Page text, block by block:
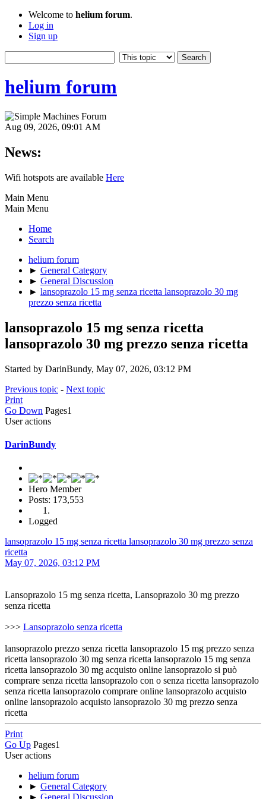
Welcome to helium forum.
Log in
Sign up
helium forum
Aug 09, 2026, 09:01 AM
News:
Wifi hotspots are available Here
Main Menu
Main Menu
Home
Search
helium forum
► General Category
► General Discussion
► lansoprazolo 15 mg senza ricetta lansoprazolo 30 mg
prezzo senza ricetta
lansoprazolo 15 mg senza ricetta
lansoprazolo 30 mg prezzo senza ricetta
Started by DarinBundy, May 07, 2026, 03:12 PM
Previous topic - Next topic
Print
Go Down Pages1
User actions
DarinBundy
Hero Member
Posts: 173,553
Logged
lansoprazolo 15 mg senza ricetta lansoprazolo 30 mg prezzo senza
ricetta
May 07, 2026, 03:12 PM
Lansoprazolo 15 mg senza ricetta, Lansoprazolo 30 mg prezzo
senza ricetta
>>> Lansoprazolo senza ricetta
lansoprazolo prezzo senza ricetta lansoprazolo 15 mg prezzo senza
ricetta lansoprazolo 30 mg senza ricetta lansoprazolo 15 mg senza
ricetta lansoprazolo 30 mg acquisto online lansoprazolo si può
comprare senza ricetta lansoprazolo con o senza ricetta lansoprazolo
senza ricetta lansoprazolo comprare online lansoprazolo acquisto
online lansoprazolo acquisto lansoprazolo 30 mg prezzo senza
ricetta
Print
Go Up Pages1
User actions
helium forum
► General Category
► General Discussion